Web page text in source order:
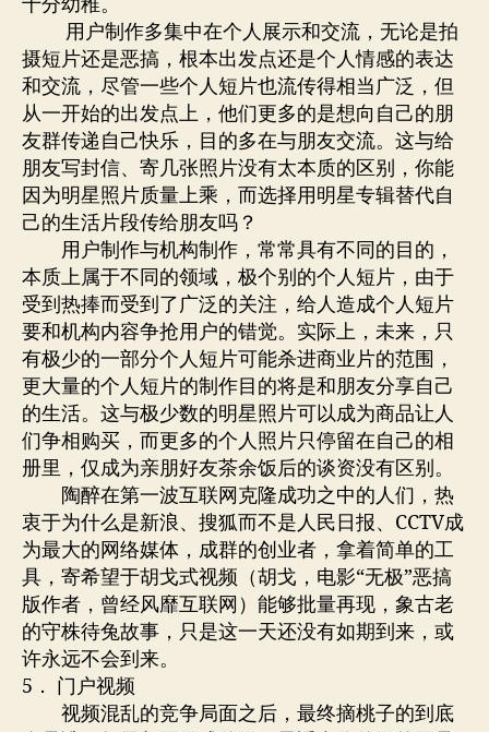
用户制作多集中在个人展示和交流，无论是拍
摄短片还是恶搞，根本出发点还是个人情感的表达
和交流，尽管一些个人短片也流传得相当广泛，但
从一开始的出发点上，他们更多的是想向自己的朋
友群传递自己快乐，目的多在与朋友交流。这与给
朋友写封信、寄几张照片没有太本质的区别，你能
因为明星照片质量上乘，而选择用明星专辑替代自
己的生活片段传给朋友吗？
用户制作与机构制作，常常具有不同的目的，
本质上属于不同的领域，极个别的个人短片，由于
受到热捧而受到了广泛的关注，给人造成个人短片
要和机构内容争抢用户的错觉。实际上，未来，只
有极少的一部分个人短片可能杀进商业片的范围，
更大量的个人短片的制作目的将是和朋友分享自己
的生活。这与极少数的明星照片可以成为商品让人
们争相购买，而更多的个人照片只停留在自己的相
册里，仅成为亲朋好友茶余饭后的谈资没有区别。
陶醉在第一波互联网克隆成功之中的人们，热
衷于为什么是新浪、搜狐而不是人民日报、CCTV成
为最大的网络媒体，成群的创业者，拿着简单的工
具，寄希望于胡戈式视频（胡戈，电影“无极”恶搞
版作者，曾经风靡互联网）能够批量再现，象古老
的守株待兔故事，只是这一天还没有如期到来，或
许永远不会到来。
5． 门户视频
视频混乱的竞争局面之后，最终摘桃子的到底